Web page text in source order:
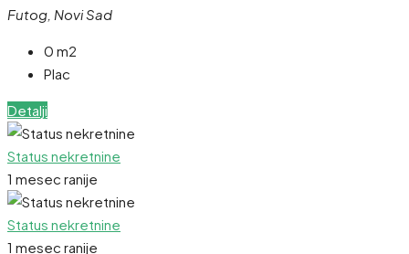
Futog, Novi Sad
0 m2
Plac
Detalji
Status nekretnine
1 mesec ranije
Status nekretnine
1 mesec ranije